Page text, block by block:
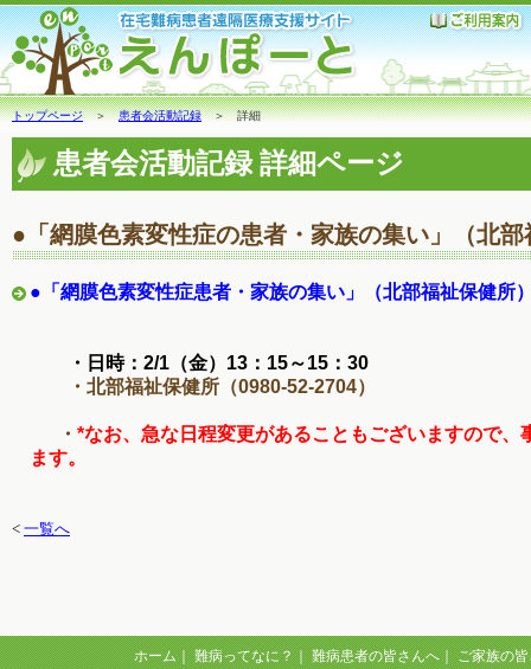
トップページ＞患者会活動記録＞ 詳細
患者会活動記録 詳細ページ
●「網膜色素変性症の患者・家族の集い」（北
●「網膜色素変性症患者・家族の集い」（北部福祉保健所
・日時：2/1（金）13：15～15：30
・北部福祉保健所（0980-52-2704）
・ *なお、急な日程変更があることもございますので
ます。
< 一覧へ
ホーム｜ 難病ってなに？｜ 難病患者の皆さんへ｜ ご家族の